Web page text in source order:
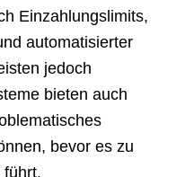
Einzahlungslimits,
automatisierter
jedoch
bieten auch
bevor es zu
führt.